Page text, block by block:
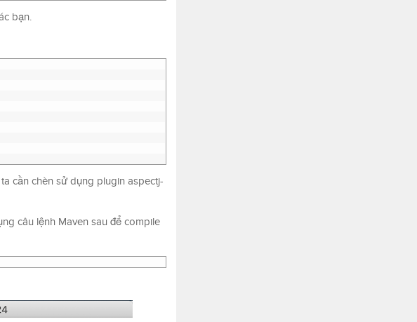
bạn.
cần chèn sử dụng plugin aspectj-
câu lệnh Maven sau để compile